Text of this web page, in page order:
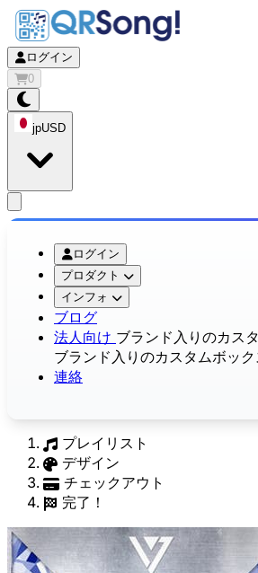
ログイン
0
jpUSD
ログイン
プロダクト
インフォ
ブログ
法人向け ブランド入りのカス
ブランド入りのカスタムボック
連絡
プレイリスト
デザイン
チェックアウト
完了！